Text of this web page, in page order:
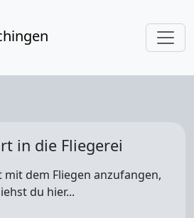
in die Fliegerei
mit dem Fliegen anzufangen,
du hier...